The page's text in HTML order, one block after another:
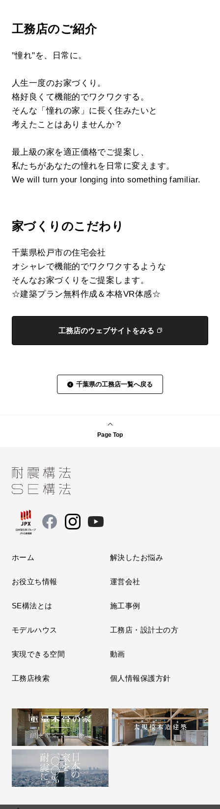
工務店のご紹介
"憧れ"を、日常に。
人生一度のお家づくり。
格好良くて機能的でワクワクする。
そんな「憧れの家」に長く住みたいと
考えたことはありませんか？
最上級の家を適正価格でご提案し、
私たちがあなたの憧れを日常に変えます。
We will turn your longing into something familiar.
家づくりのこだわり
千葉県松戸市の住宅会社
オシャレで機能的でワクワクするような
そんなお家づくりをご提案します。
☆建築プラン無料作成＆本格VR体感☆
工務店のウェブサイトをみる
千葉県の工務店一覧へ戻る
Page Top
ホーム 解決したお悩み
お役立ち情報 運営会社
SE構法とは 施工事例
モデルハウス 工務店・設計士の方
実現できる空間 動画
工務店検索 個人情報保護方針